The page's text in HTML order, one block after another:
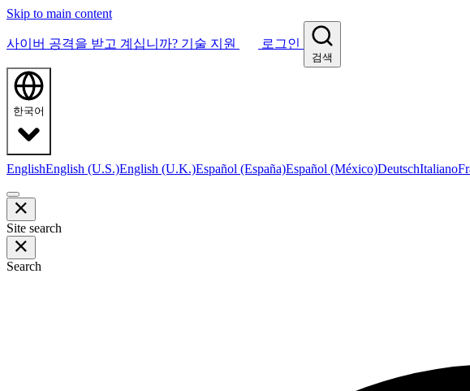
Skip to main content
사이버 공격을 받고 계십니까? 기술 지원 로그인
검색
한국어
EnglishEnglish (U.S.)English (U.K.)Español (España)Español (México)DeutschItaliano
Site search
Search